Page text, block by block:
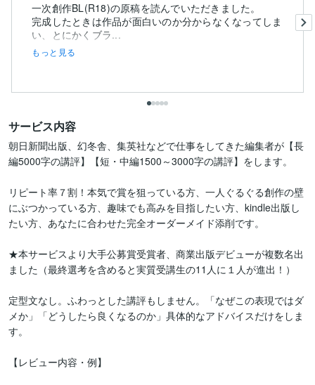
一次創作BL(R18)の原稿を読んでいただきました。
完成したときは作品が面白いのか分からなくなってしま
い、とにかくブラ...
もっと見る
サービス内容
朝日新聞出版、幻冬舎、集英社などで仕事をしてきた編集者が【長
編5000字の講評】【短・中編1500～3000字の講評】をします。
リピート率７割！本気で賞を狙っている方、一人ぐるぐる創作の壁
にぶつかっている方、趣味でも高みを目指したい方、kindle出版し
たい方、あなたに合わせた完全オーダーメイド添削です。
★本サービスより大手公募賞受賞者、商業出版デビューが複数名出
ました（最終選考を含めると実質受講生の11人に１人が進出！）
定型文なし。ふわっとした講評もしません。「なぜこの表現ではダ
メか」「どうしたら良くなるのか」具体的なアドバイスだけをしま
す。
【レビュー内容・例】